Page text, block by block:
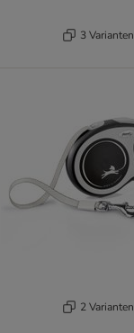
3 Varianten
2 Varianten